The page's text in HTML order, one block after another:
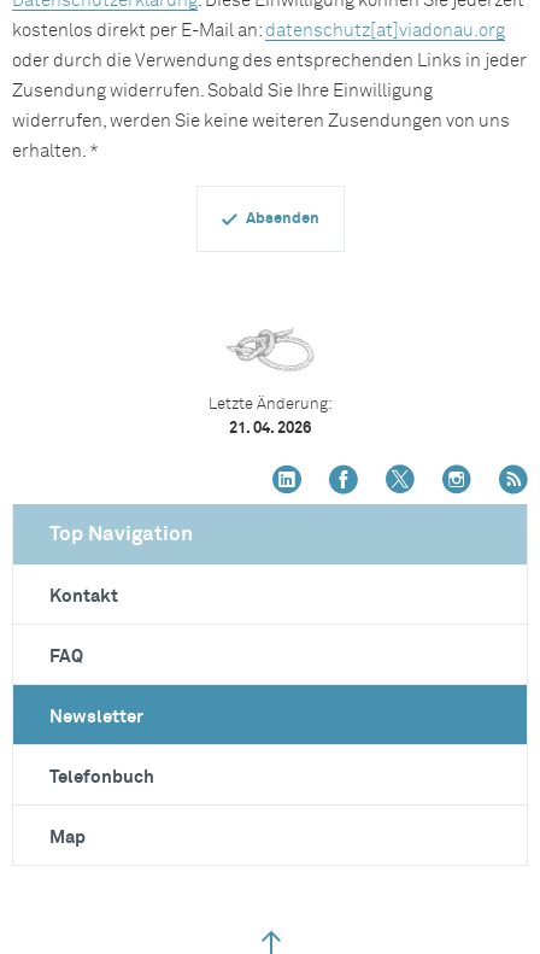
kostenlos direkt per E-Mail an: datenschutz[at]viadonau.org
oder durch die Verwendung des entsprechenden Links in jeder
Zusendung widerrufen. Sobald Sie Ihre Einwilligung
widerrufen, werden Sie keine weiteren Zusendungen von uns
erhalten. *
Letzte Änderung:
21. 04. 2026
Top Navigation
Kontakt
FAQ
Newsletter
Telefonbuch
Map